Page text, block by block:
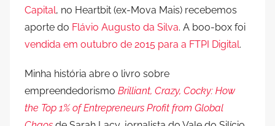
Capital, no Heartbit (ex-Mova Mais) recebemos
aporte do Flávio Augusto da Silva. A boo-box foi
vendida em outubro de 2015 para a FTPI Digital.
Minha história abre o livro sobre
empreendedorismo Brilliant, Crazy, Cocky: How
the Top 1% of Entrepreneurs Profit from Global